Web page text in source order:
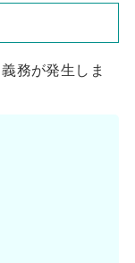
務が発生しま